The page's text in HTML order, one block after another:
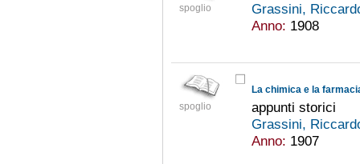
spoglio
Grassini,
Anno: 1908
spoglio
La chimica e la
appunti storici
Grassini,
Anno: 1907